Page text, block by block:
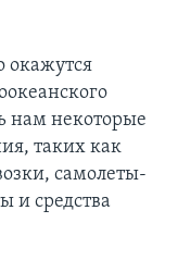
нам некоторые
таких как
самолеты-
и средства